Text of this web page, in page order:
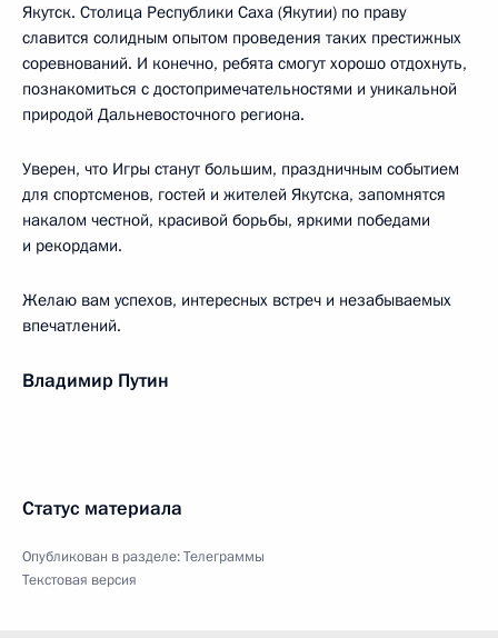
Якутск. Столица Республики Саха (Якутии) по праву
славится солидным опытом проведения таких престижных
соревнований. И конечно, ребята смогут хорошо отдохнуть,
познакомиться с достопримечательностями и уникальной
природой Дальневосточного региона.
Уверен, что Игры станут большим, праздничным событием
для спортсменов, гостей и жителей Якутска, запомнятся
накалом честной, красивой борьбы, яркими победами
и рекордами.
Желаю вам успехов, интересных встреч и незабываемых
впечатлений.
Владимир Путин
Статус материала
Опубликован в разделе:Телеграммы
Текстовая версия